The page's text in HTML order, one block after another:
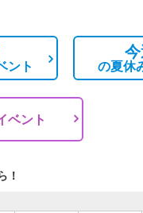
ント の夏休
ベント
！